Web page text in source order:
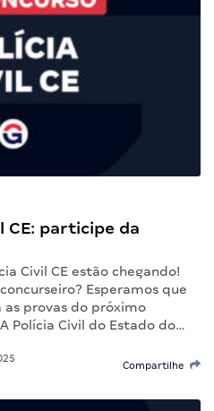
CE: participe da
Civil CE estão chegando!
Esperamos que
provas do próximo
Polícia Civil do Estado do…
Compartilhe